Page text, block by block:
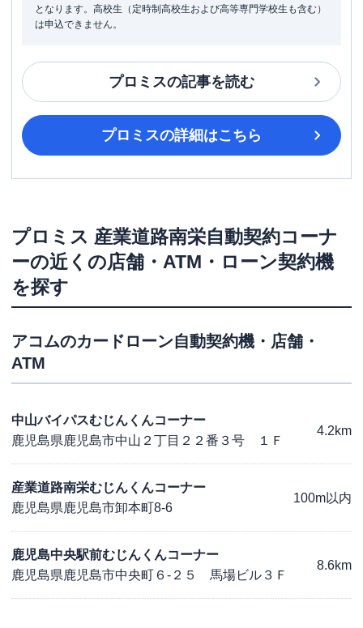
となります。高校生（定時制高校生および高等専門学校生も含む）
は申込できません。
プロミスの記事を読む
プロミスの詳細はこちら
プロミス 産業道路南栄自動契約コーナ
ーの近くの店舗・ATM・ローン契約機
を探す
アコムのカードローン自動契約機・店舗・
ATM
中山バイパスむじんくんコーナー
鹿児島県鹿児島市中山２丁目２２番３号 １Ｆ
4.2km
産業道路南栄むじんくんコーナー
鹿児島県鹿児島市卸本町8-6
100m以内
鹿児島中央駅前むじんくんコーナー
鹿児島県鹿児島市中央町６-２５ 馬場ビル３Ｆ
8.6km